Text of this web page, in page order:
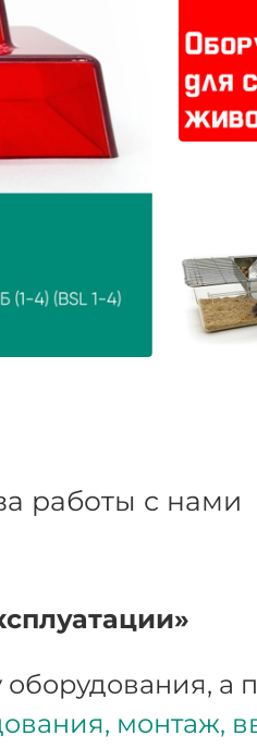
работы с нами
а
монтаж,